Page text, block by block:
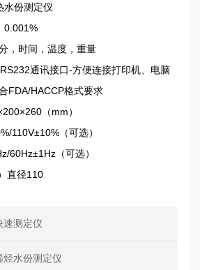
水份测定仪
0.001%
，时间，温度，重量
通讯接口-方便连接打印机、电脑
FDA/HACCP格式要求
（mm）
110V±10%（可选）
60Hz±1Hz（可选）
直径110
速测定仪
烃水份测定仪